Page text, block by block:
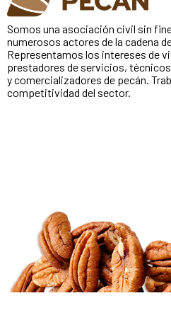
Somos una asociación civil sin
numerosos actores de la cadena
Representamos los intereses de
prestadores de servicios,
y comercializadores de pecán.
competitividad del sector.